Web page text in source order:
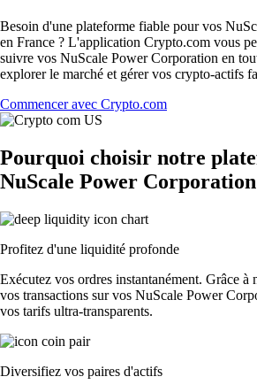
Besoin d'une plateforme fiable pour vos
en France ? L'application Crypto.com vous
suivre vos NuScale Power Corporation en
explorer le marché et gérer vos crypto-actifs
Commencer avec Crypto.com
Pourquoi choisir notre
NuScale Power Corporation
Profitez d'une liquidité profonde
Exécutez vos ordres instantanément. Grâce à
vos transactions sur vos NuScale Power
vos tarifs ultra-transparents.
Diversifiez vos paires d'actifs